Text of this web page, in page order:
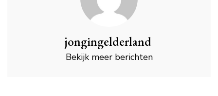
jongingelderland
Bekijk meer berichten